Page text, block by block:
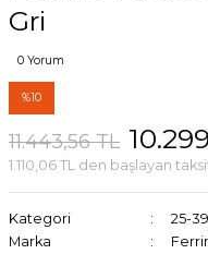
Gri
0 Yorum
%10
11.443,56 TL
1.110,06 TL den başlayan
Kategori
25-
Marka